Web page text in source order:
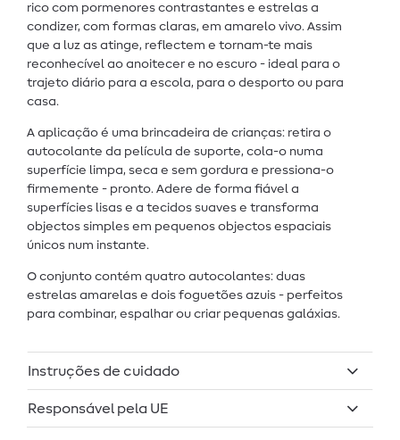
rico com pormenores contrastantes e estrelas a
condizer, com formas claras, em amarelo vivo. Assim
que a luz as atinge, reflectem e tornam-te mais
reconhecível ao anoitecer e no escuro - ideal para o
trajeto diário para a escola, para o desporto ou para
casa.
A aplicação é uma brincadeira de crianças: retira o
autocolante da película de suporte, cola-o numa
superfície limpa, seca e sem gordura e pressiona-o
firmemente - pronto. Adere de forma fiável a
superfícies lisas e a tecidos suaves e transforma
objectos simples em pequenos objectos espaciais
únicos num instante.
O conjunto contém quatro autocolantes: duas
estrelas amarelas e dois foguetões azuis - perfeitos
para combinar, espalhar ou criar pequenas galáxias.
Instruções de cuidado
Responsável pela UE